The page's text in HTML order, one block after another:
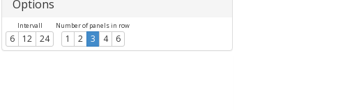
Options
Intervall
6 12 24
Number of panels in row
1 2 3 4 6